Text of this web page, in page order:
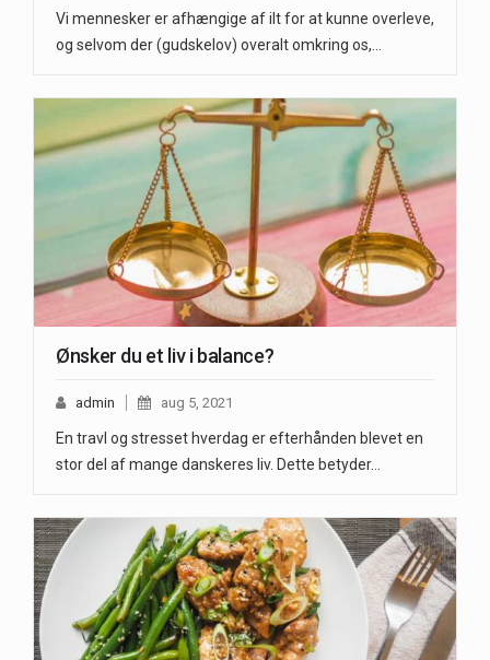
Vi mennesker er afhængige af ilt for at kunne overleve,
og selvom der (gudskelov) overalt omkring os,…
Ønsker du et liv i balance?
admin aug 5, 2021
En travl og stresset hverdag er efterhånden blevet en
stor del af mange danskeres liv. Dette betyder…